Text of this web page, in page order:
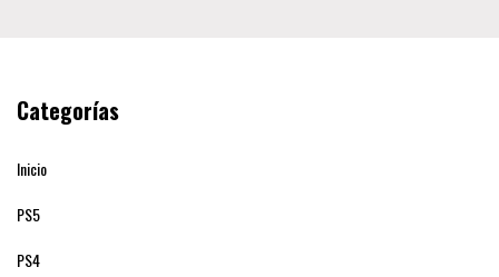
Categorías
Inicio
PS5
PS4